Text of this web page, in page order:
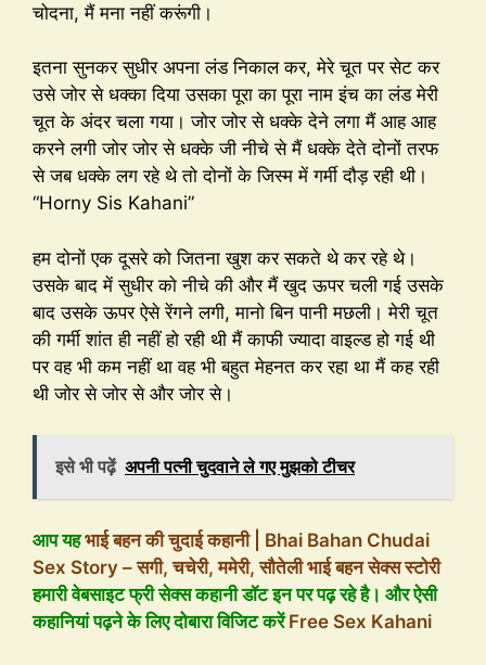
चोदना, मैं मना नहीं करूंगी।
इतना सुनकर सुधीर अपना लंड निकाल कर, मेरे चूत पर सेट कर
उसे जोर से धक्का दिया उसका पूरा का पूरा नाम इंच का लंड मेरी
चूत के अंदर चला गया। जोर जोर से धक्के देने लगा मैं आह आह
करने लगी जोर जोर से धक्के जी नीचे से मैं धक्के देते दोनों तरफ
से जब धक्के लग रहे थे तो दोनों के जिस्म में गर्मी दौड़ रही थी।
“Horny Sis Kahani”
हम दोनों एक दूसरे को जितना खुश कर सकते थे कर रहे थे।
उसके बाद में सुधीर को नीचे की और मैं खुद ऊपर चली गई उसके
बाद उसके ऊपर ऐसे रेंगने लगी, मानो बिन पानी मछली। मेरी चूत
की गर्मी शांत ही नहीं हो रही थी मैं काफी ज्यादा वाइल्ड हो गई थी
पर वह भी कम नहीं था वह भी बहुत मेहनत कर रहा था मैं कह रही
थी जोर से जोर से और जोर से।
इसे भी पढ़ें अपनी पत्नी चुदवाने ले गए मुझको टीचर
आप यहभाई बहन की चुदाई कहानी | Bhai Bahan Chudai
Sex Story – सगी, चचेरी, ममेरी, सौतेली भाई बहन सेक्स स्टोरी
हमारी वेबसाइट फ्री सेक्स कहानी डॉट इन पर पढ़ रहे है। और ऐसी
कहानियां पढ़ने के लिए दोबारा विजिट करेंFree Sex Kahani